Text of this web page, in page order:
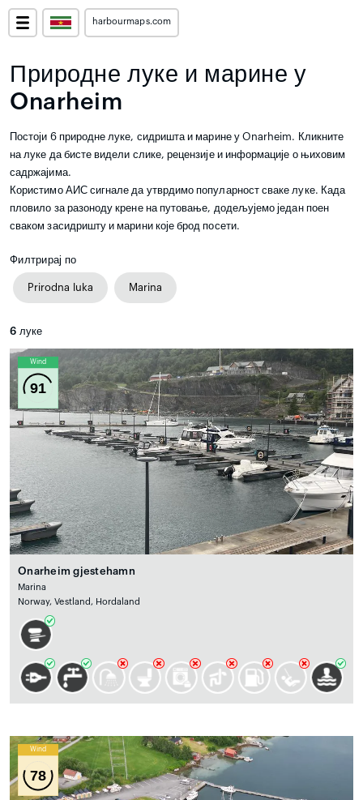
harbourmaps.com
Природне луке и марине у
Onarheim
Постоји 6 природне луке, сидришта и марине у Onarheim. Кликните
на луке да бисте видели слике, рецензије и информације о њиховим
садржајима.
Користимо АИС сигнале да утврдимо популарност сваке луке. Када
пловило за разоноду крене на путовање, додељујемо један поен
сваком засидришту и марини које брод посети.
Филтрирај по
Prirodna luka Marina
6 луке
Wind
91
Onarheim gjestehamn
Marina
Norway, Vestland, Hordaland
Wind
78